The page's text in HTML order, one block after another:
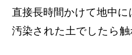
直接長時間かけて地中
汚染された土でしたら